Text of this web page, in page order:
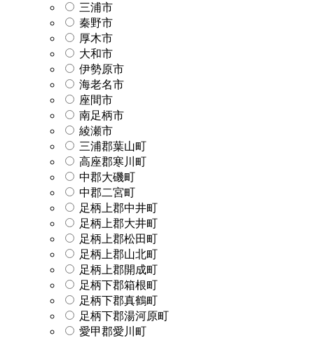
三浦市
秦野市
厚木市
大和市
伊勢原市
海老名市
座間市
南足柄市
綾瀬市
三浦郡葉山町
高座郡寒川町
中郡大磯町
中郡二宮町
足柄上郡中井町
足柄上郡大井町
足柄上郡松田町
足柄上郡山北町
足柄上郡開成町
足柄下郡箱根町
足柄下郡真鶴町
足柄下郡湯河原町
愛甲郡愛川町